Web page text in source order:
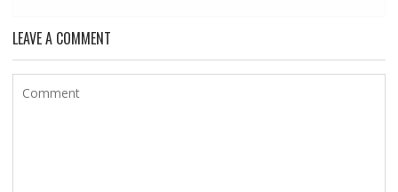
LEAVE A COMMENT